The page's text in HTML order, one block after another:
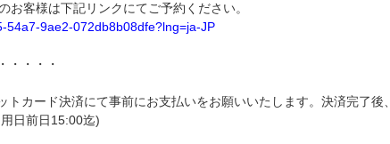
客様は下記リンクにてご予約ください。
54a7-9ae2-072db8b08dfe?lng=ja-JP
・・・・
カード決済にて事前にお支払いをお願いいたします。決済完了後、
日前日15:00迄)